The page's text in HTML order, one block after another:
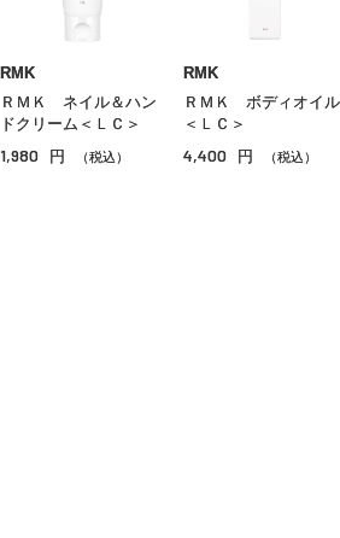
RMK
ＲＭＫ ネイル＆ハン
ドクリーム＜ＬＣ＞
1,980 円 （税込）
RMK
ＲＭＫ ボディオイル
＜ＬＣ＞
4,400 円 （税込）